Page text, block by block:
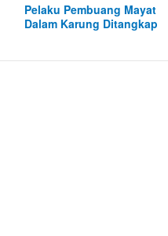
Pelaku Pembuang Mayat
Dalam Karung Ditangkap